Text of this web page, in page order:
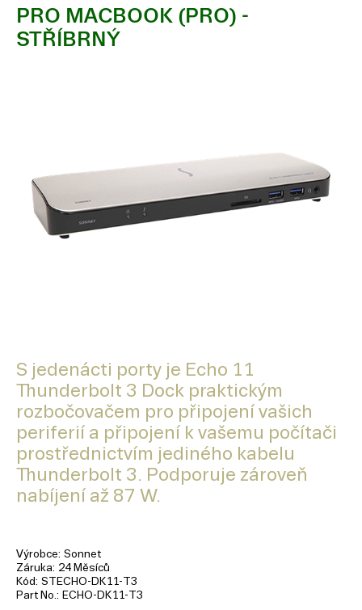
PRO MACBOOK (PRO) -
STŘÍBRNÝ
S jedenácti porty je Echo 11
Thunderbolt 3 Dock praktickým
rozbočovačem pro připojení vašich
periferií a připojení k vašemu počítači
prostřednictvím jediného kabelu
Thunderbolt 3. Podporuje zároveň
nabíjení až 87 W.
Výrobce Sonnet
Záruka 24 Měsíců
Kód STECHO-DK11-T3
Part No.
ECHO-DK11-T3